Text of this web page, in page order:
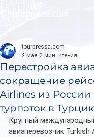
Перестройка
сокращение
Airlines из России
турпоток в
tourpressa.com
2 мая 2 мин. чтения
Крупный
авиаперевозчик Turkish